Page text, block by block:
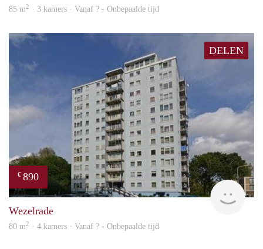
85 m2 · 3 kamers · Vanaf ? - Onbepaalde tijd
DELEN
€ 890
Wezelrade
80 m2 · 4 kamers · Vanaf ? - Onbepaalde tijd